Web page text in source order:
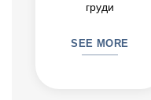
груди
SEE MORE